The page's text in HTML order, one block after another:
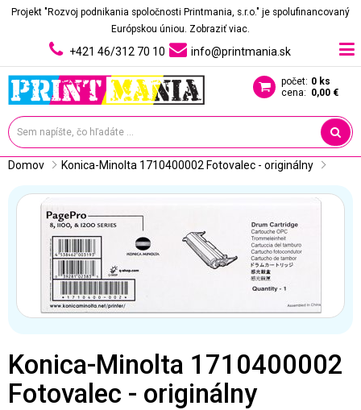
Projekt "Rozvoj podnikania spoločnosti Printmania, s.r.o." je spolufinancovaný
Európskou úniou. Zobraziť viac.
+421 46/312 70 10 info@printmania.sk
počet: 0 ks
cena: 0,00 €
Domov Konica-Minolta 1710400002 Fotovalec - originálny
Konica-Minolta 1710400002
Fotovalec - originálny